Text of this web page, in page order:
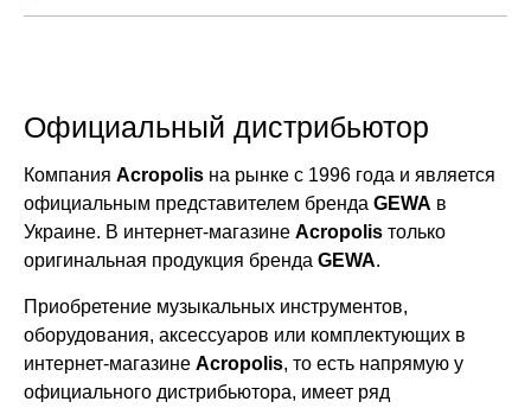
Официальный дистрибьютор
Компания Acropolis на рынке с 1996 года и является
официальным представителем бренда GEWA в
Украине. В интернет-магазине Acropolis только
оригинальная продукция бренда GEWA.
Приобретение музыкальных инструментов,
оборудования, аксессуаров или комплектующих в
интернет-магазине Acropolis, то есть напрямую у
официального дистрибьютора, имеет ряд